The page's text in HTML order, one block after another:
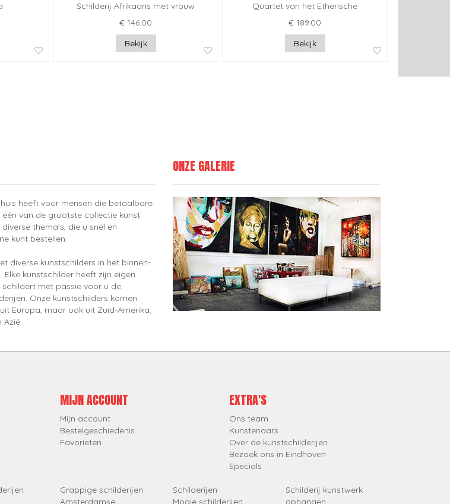
Schilderij Afrikaans met vrouw
€ 146.00
Bekijk
Quartet van het Etherische
€ 189.00
Bekijk
heeft voor mensen die betaalbare
één van de grootste collectie kunst
thema's, die u snel en
kunt bestellen.
diverse kunstschilders in het binnen-
Elke kunstschilder heeft zijn eigen
met passie voor u de
Onze kunstschilders komen
Europa, maar ook uit Zuid-Amerika,
Azië.
ONZE GALERIE
MIJN ACCOUNT
Mijn account
Bestelgeschiedenis
Favorieten
EXTRA'S
Ons team
Kunstenaars
Over de kunstschilderijen
Bezoek ons in Eindhoven
Specials
Grappige schilderijen
Amsterdamse
Schilderijen
Mooie schilderijen
Schilderij kunstwerk
ophangen